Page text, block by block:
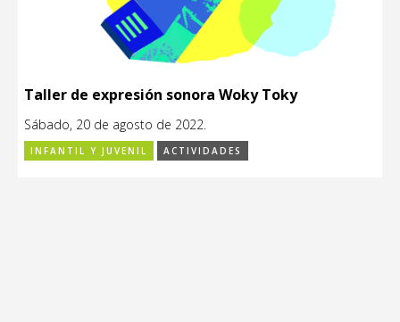
Taller de expresión sonora Woky Toky
Sábado, 20 de agosto de 2022.
INFANTIL Y JUVENIL ACTIVIDADES